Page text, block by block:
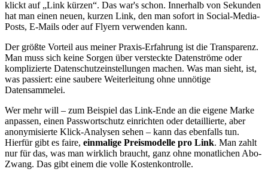
klickt auf „Link kürzen“. Das war's schon. Innerhalb von Sekunden
hat man einen neuen, kurzen Link, den man sofort in Social-Media-
Posts, E-Mails oder auf Flyern verwenden kann.
Der größte Vorteil aus meiner Praxis-Erfahrung ist die Transparenz.
Man muss sich keine Sorgen über versteckte Datenströme oder
komplizierte Datenschutzeinstellungen machen. Was man sieht, ist,
was passiert: eine saubere Weiterleitung ohne unnötige
Datensammelei.
Wer mehr will – zum Beispiel das Link-Ende an die eigene Marke
anpassen, einen Passwortschutz einrichten oder detaillierte, aber
anonymisierte Klick-Analysen sehen – kann das ebenfalls tun.
Hierfür gibt es faire, einmalige Preismodelle pro Link. Man zahlt
nur für das, was man wirklich braucht, ganz ohne monatlichen Abo-
Zwang. Das gibt einem die volle Kostenkontrolle.